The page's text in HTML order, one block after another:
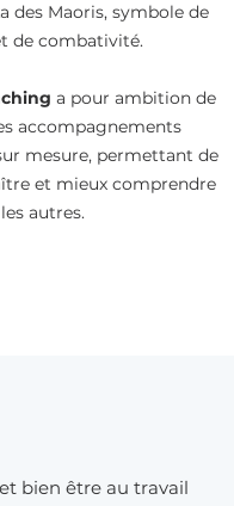
des Maoris, symbole de
de combativité.
a pour ambition de
accompagnements
mesure, permettant de
et mieux comprendre
les autres.
bien être au travail